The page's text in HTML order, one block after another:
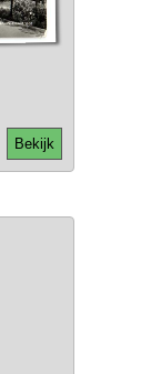
Bekijk